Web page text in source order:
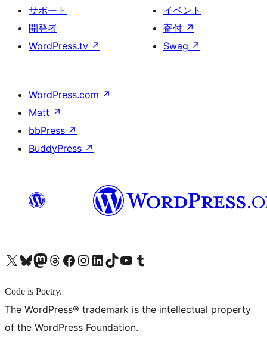
サポート
開発者
WordPress.tv ↗
イベント
寄付 ↗
Swag ↗
WordPress.com ↗
Matt ↗
bbPress ↗
BuddyPress ↗
X (旧 Twitter) アカウントへBluesky アカウントへMastodon アカウントへThreads アカウントへ Facebook ページへInstagram アカウントへ LinkedIn アカウントへTikTok アカウントへYouTube チャンネルへ Tumblr アカウントへ
Code is Poetry.
The WordPress® trademark is the intellectual property
of the WordPress Foundation.